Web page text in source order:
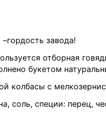
завода!
отборная
букетом
колбасы с
соль, специи: перец,